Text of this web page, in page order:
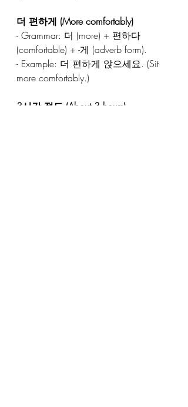
더 편하게 (More comfortably)
- Grammar: 더 (more) + 편하다
(comfortable) + -게 (adverb form).
- Example: 더 편하게 앉으세요. (Sit
more comfortably.)
3시간 정도 (About 3 hours)